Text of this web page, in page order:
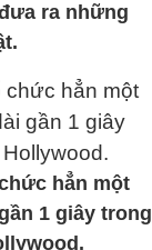
ra những
hẳn một
1 giây trong